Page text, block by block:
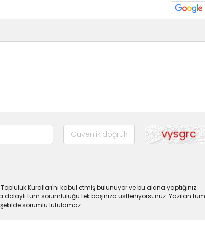
Kuralları'nı kabul etmiş bulunuyor ve bu alana yaptığınız
tüm sorumluluğu tek başınıza üstleniyorsunuz. Yazılan tüm
sorumlu tutulamaz.